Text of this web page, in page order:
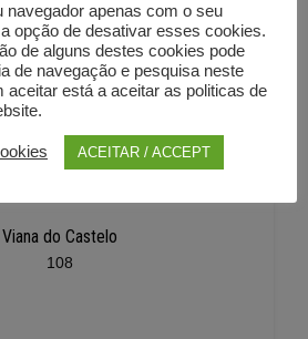
Viana do Castelo
108
navegador apenas com o seu
opção de desativar esses cookies.
de alguns destes cookies pode
de navegação e pesquisa neste
aceitar está a aceitar as politicas de
ACEITAR / ACCEPT